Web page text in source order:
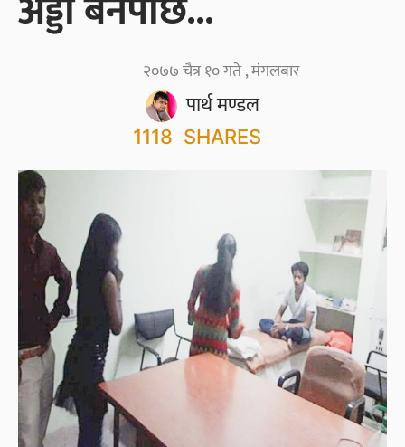
पार्थ मण्डल
२०७७ चैत्र १० गते , मंगलबार
1118 SHARES